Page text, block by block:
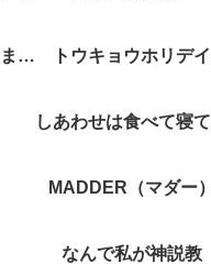
やぶさかではございません トウキョウホリデイ
MADDER（マダー）
なんで私が神説教